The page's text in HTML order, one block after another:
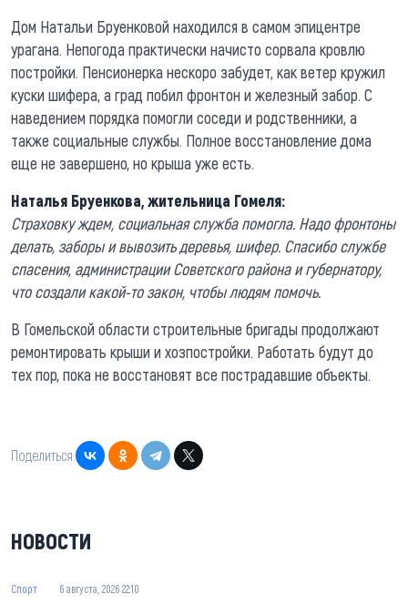
Дом Натальи Бруенковой находился в самом эпицентре
урагана. Непогода практически начисто сорвала кровлю
постройки. Пенсионерка нескоро забудет, как ветер кружил
куски шифера, а град побил фронтон и железный забор. С
наведением порядка помогли соседи и родственники, а
также социальные службы. Полное восстановление дома
еще не завершено, но крыша уже есть.
Наталья Бруенкова, жительница Гомеля:
Страховку ждем, социальная служба помогла. Надо фронтоны
делать, заборы и вывозить деревья, шифер. Спасибо службе
спасения, администрации Советского района и губернатору,
что создали какой-то закон, чтобы людям помочь.
В Гомельской области строительные бригады продолжают
ремонтировать крыши и хозпостройки. Работать будут до
тех пор, пока не восстановят все пострадавшие объекты.
Поделиться:
НОВОСТИ
Спорт 6 августа, 2026 22:10